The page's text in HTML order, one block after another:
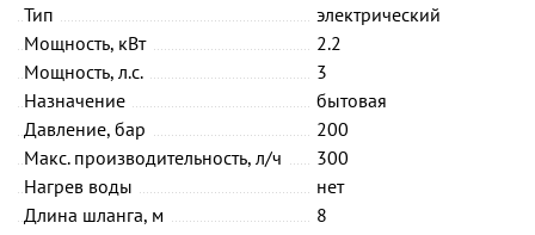
Тип
электрический
Мощность, кВт
2.2
Мощность, л.с.
3
Назначение
бытовая
Давление, бар
200
Макс. производительность, л/ч
300
Нагрев воды
нет
Длина шланга, м
8